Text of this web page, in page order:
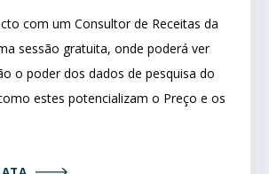
com um Consultor de Receitas da
sessão gratuita, onde poderá ver
o poder dos dados de pesquisa do
estes potencializam o Preço e os